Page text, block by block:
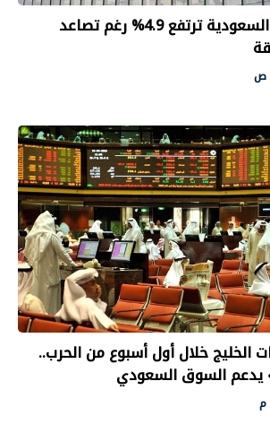
أسهم «أرامكو» السعودية ترتفع 4.9% رغم تصاعد
الخليج خلال أول أسبوع من الحرب..
يدعم السوق السعودي